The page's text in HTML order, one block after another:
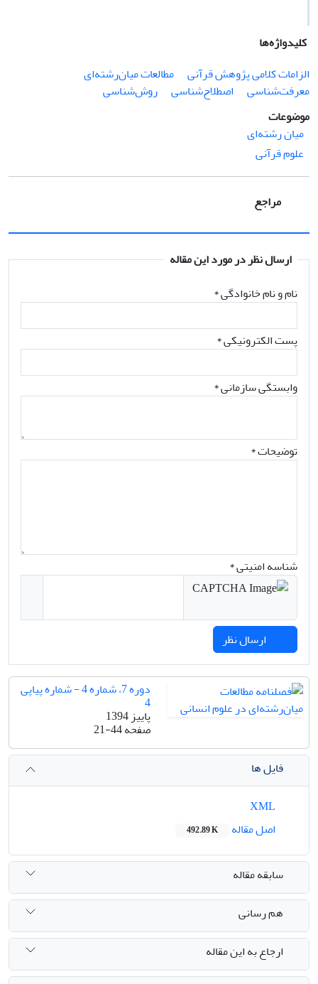
کلیدواژه‌ها
الزامات کلامی پژوهش قرآنی
مطالعات ‌میان‌رشته‌ای
معرفت‌شناسی
اصطلاح‌شناسی
روش‌شناسی
موضوعات
میان رشته‌ای
علوم قرآنی
مراجع
ارسال نظر در مورد این مقاله
نام و نام خانوادگی*
پست الکترونیکی*
وابستگی سازمانی *
توضیحات *
شناسه امنیتی *
دوره 7، شماره 4 - شماره پیاپی
4
پاییز 1394
صفحه21-44
فایل ها
اصل مقاله
492.89 K
سابقه مقاله
هم رسانی
ارجاع به این مقاله